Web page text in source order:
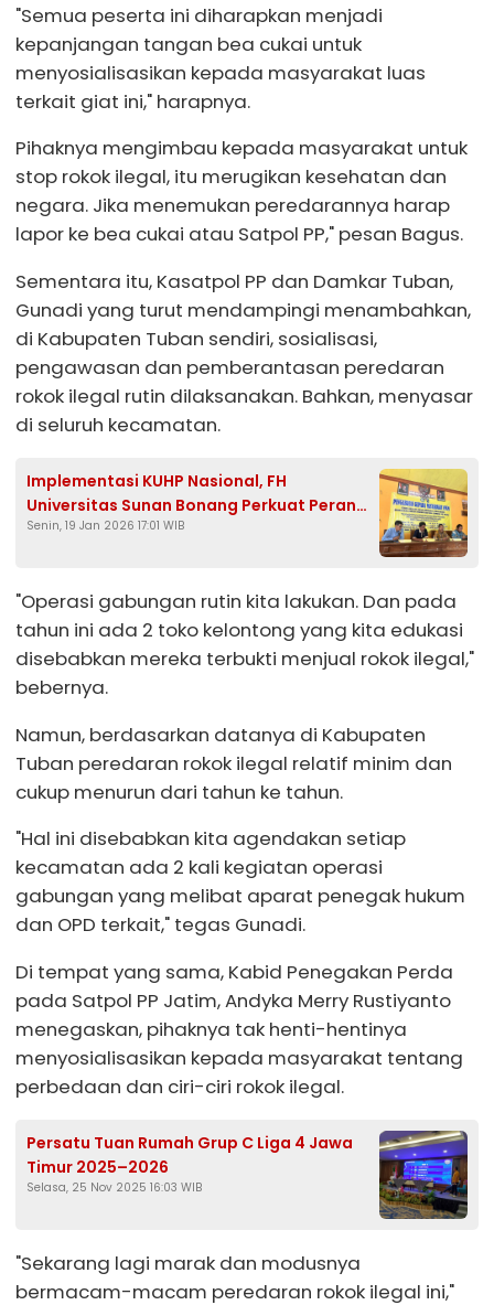
"Semua peserta ini diharapkan menjadi
kepanjangan tangan bea cukai untuk
menyosialisasikan kepada masyarakat luas
terkait giat ini," harapnya.
Pihaknya mengimbau kepada masyarakat untuk
stop rokok ilegal, itu merugikan kesehatan dan
negara. Jika menemukan peredarannya harap
lapor ke bea cukai atau Satpol PP," pesan Bagus.
Sementara itu, Kasatpol PP dan Damkar Tuban,
Gunadi yang turut mendampingi menambahkan,
di Kabupaten Tuban sendiri, sosialisasi,
pengawasan dan pemberantasan peredaran
rokok ilegal rutin dilaksanakan. Bahkan, menyasar
di seluruh kecamatan.
Implementasi KUHP Nasional, FH
Universitas Sunan Bonang Perkuat Peran
Tokoh Masyarakat Tuban dalam
Senin, 19 Jan 2026 17:01 WIB
"Operasi gabungan rutin kita lakukan. Dan pada
tahun ini ada 2 toko kelontong yang kita edukasi
disebabkan mereka terbukti menjual rokok ilegal,"
bebernya.
Namun, berdasarkan datanya di Kabupaten
Tuban peredaran rokok ilegal relatif minim dan
cukup menurun dari tahun ke tahun.
"Hal ini disebabkan kita agendakan setiap
kecamatan ada 2 kali kegiatan operasi
gabungan yang melibat aparat penegak hukum
dan OPD terkait," tegas Gunadi.
Di tempat yang sama, Kabid Penegakan Perda
pada Satpol PP Jatim, Andyka Merry Rustiyanto
menegaskan, pihaknya tak henti-hentinya
menyosialisasikan kepada masyarakat tentang
perbedaan dan ciri-ciri rokok ilegal.
Persatu Tuan Rumah Grup C Liga 4 Jawa
Timur 2025–2026
Selasa, 25 Nov 2025 16:03 WIB
"Sekarang lagi marak dan modusnya
bermacam-macam peredaran rokok ilegal ini,"